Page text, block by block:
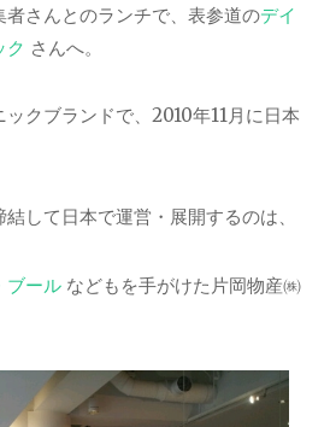
さんとのランチで、表参道のデイ
ク さんへ。
クブランドで、2010年11月に日本
して日本で運営・展開するのは、
ブール などもを手がけた片岡物産㈱